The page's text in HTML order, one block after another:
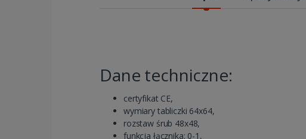
Dane techniczne:
certyfikat CE,
wymiary tabliczki 64x64,
rozstaw śrub 48x48,
funkcja łącznika: 0-1,